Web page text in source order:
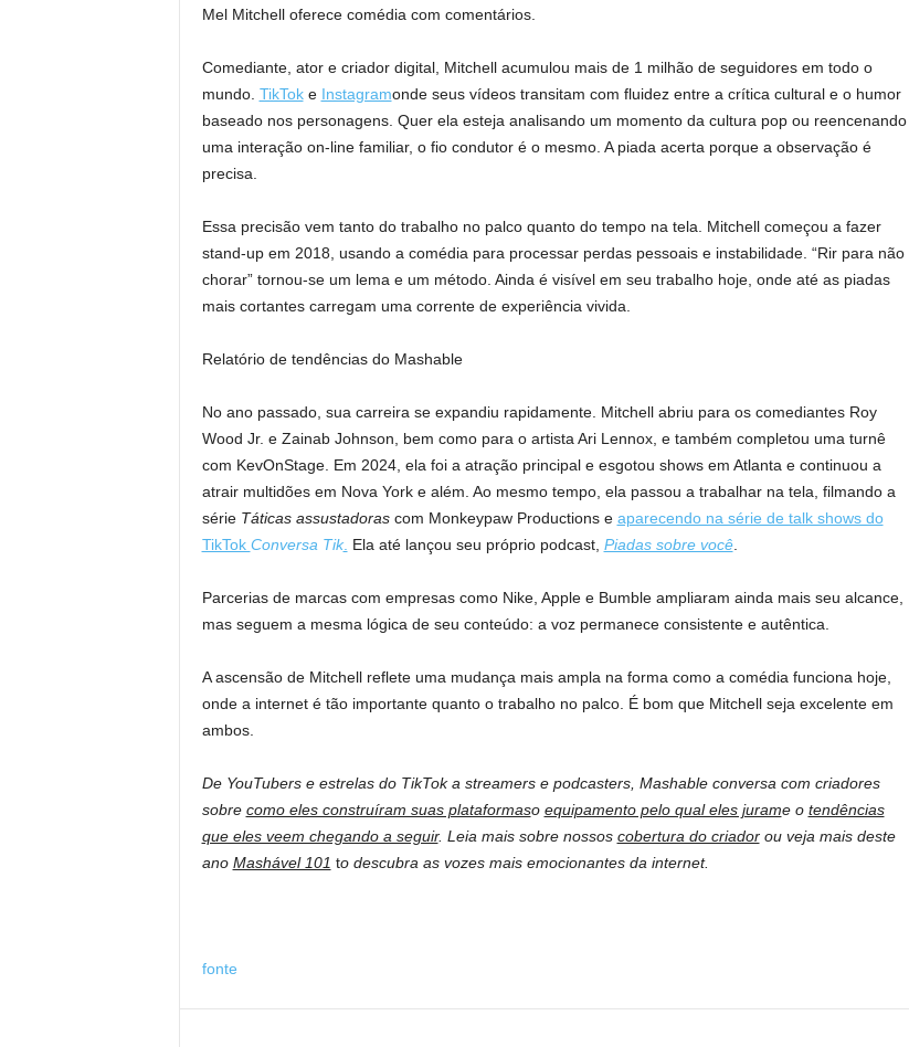
Mel Mitchell oferece comédia com comentários.
Comediante, ator e criador digital, Mitchell acumulou mais de 1 milhão de seguidores em todo o
mundo. TikToke Instagramonde seus vídeos transitam com fluidez entre a crítica cultural e o humor
baseado nos personagens. Quer ela esteja analisando um momento da cultura pop ou reencenando
uma interação on-line familiar, o fio condutor é o mesmo. A piada acerta porque a observação é
precisa.
Essa precisão vem tanto do trabalho no palco quanto do tempo na tela. Mitchell começou a fazer
stand-up em 2018, usando a comédia para processar perdas pessoais e instabilidade. “Rir para não
chorar” tornou-se um lema e um método. Ainda é visível em seu trabalho hoje, onde até as piadas
mais cortantes carregam uma corrente de experiência vivida.
Relatório de tendências do Mashable
No ano passado, sua carreira se expandiu rapidamente. Mitchell abriu para os comediantes Roy
Wood Jr. e Zainab Johnson, bem como para o artista Ari Lennox, e também completou uma turnê
com KevOnStage. Em 2024, ela foi a atração principal e esgotou shows em Atlanta e continuou a
atrair multidões em Nova York e além. Ao mesmo tempo, ela passou a trabalhar na tela, filmando a
série Táticas assustadorascom Monkeypaw Productions e aparecendo na série de talk shows do
TikTok Conversa Tik. Ela até lançou seu próprio podcast, Piadas sobre você.
Parcerias de marcas com empresas como Nike, Apple e Bumble ampliaram ainda mais seu alcance,
mas seguem a mesma lógica de seu conteúdo: a voz permanece consistente e autêntica.
A ascensão de Mitchell reflete uma mudança mais ampla na forma como a comédia funciona hoje,
onde a internet é tão importante quanto o trabalho no palco. É bom que Mitchell seja excelente em
ambos.
De YouTubers e estrelas do TikTok a streamers e podcasters, Mashable conversa com criadores
sobre como eles construíram suas plataformaso equipamento pelo qual eles jurame o tendências
que eles veem chegando a seguir. Leia mais sobre nossos cobertura do criadorou veja mais deste
ano Mashável 101 to descubra as vozes mais emocionantes da internet.
fonte